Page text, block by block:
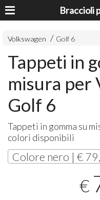
Volkswagen Golf 6
Tappeti in
misura per
Golf 6
Tappeti in gomma su
colori disponibili
Colore nero | €
€